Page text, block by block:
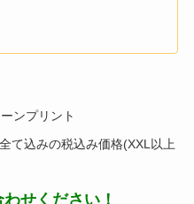
ンプリント
て込みの税込み価格(XXL以上
せください！